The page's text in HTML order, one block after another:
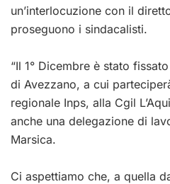
un’interlocuzione con il
proseguono i sindacalisti.
“Il 1° Dicembre è stato
di Avezzano, a cui
regionale Inps, alla Cgil
anche una delegazione di
Marsica.
Ci aspettiamo che, a quella